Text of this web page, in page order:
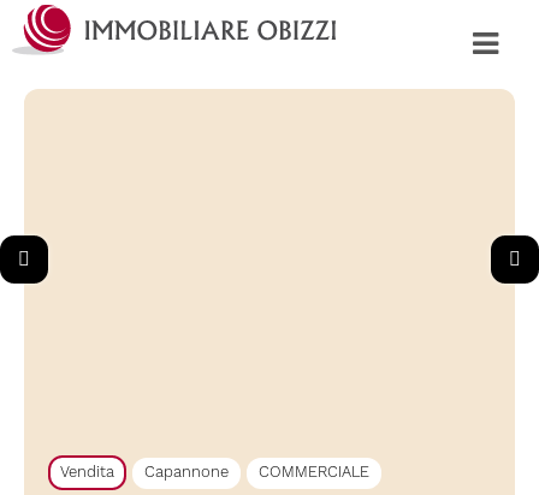
Vendita Capannone COMMERCIALE